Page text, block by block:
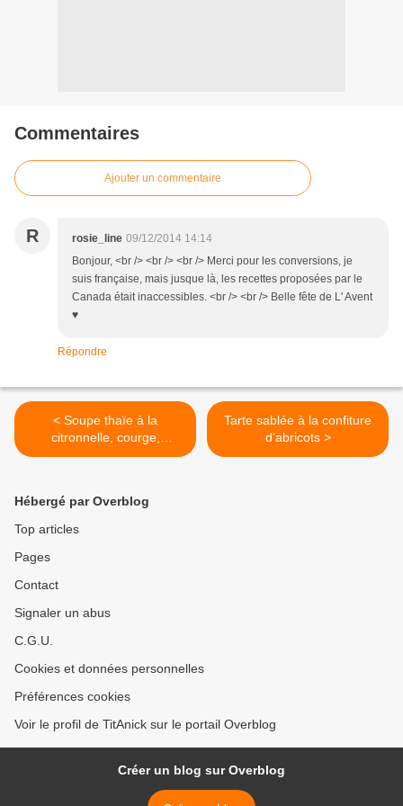
Commentaires
Ajouter un commentaire
R rosie_line 09/12/2014 14:14
Bonjour, <br /> <br /> <br /> Merci pour les conversions, je
suis française, mais jusque là, les recettes proposées par le
Canada était inaccessibles. <br /> <br /> Belle fête de L' Avent
♥
Répondre
< Soupe thaïe à la
citronnelle, courge,
crevettes et lait de coco
Tarte sablée à la confiture
d'abricots >
Hébergé par Overblog
Top articles
Pages
Contact
Signaler un abus
C.G.U.
Cookies et données personnelles
Préférences cookies
Voir le profil de TitAnick sur le portail Overblog
Créer un blog sur Overblog